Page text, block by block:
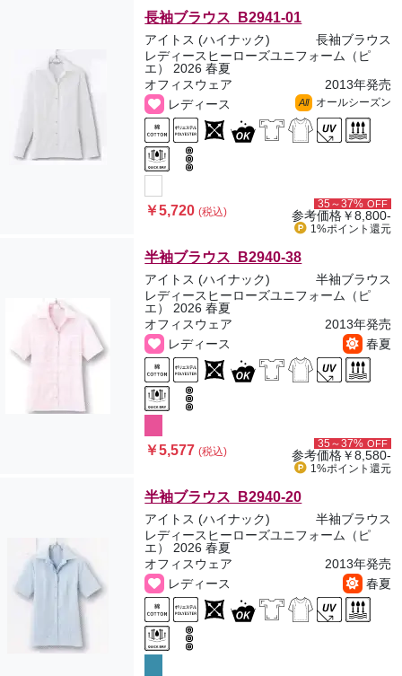
長袖ブラウス B2941-01
アイトス (ハイナック)
長袖ブラウス
レディースヒーローズユニフォーム（ピ
エ） 2026 春夏
オフィスウェア
2013年発売
レディース
All オールシーズン
￥5,720(税込)
35～37% OFF
参考価格￥8,800-
1%ポイント 還元
半袖ブラウス B2940-38
アイトス (ハイナック)
半袖ブラウス
レディースヒーローズユニフォーム（ピ
エ） 2026 春夏
オフィスウェア
2013年発売
レディース
春夏
￥5,577(税込)
35～37% OFF
参考価格￥8,580-
1%ポイント 還元
半袖ブラウス B2940-20
アイトス (ハイナック)
半袖ブラウス
レディースヒーローズユニフォーム（ピ
エ） 2026 春夏
オフィスウェア
2013年発売
レディース
春夏